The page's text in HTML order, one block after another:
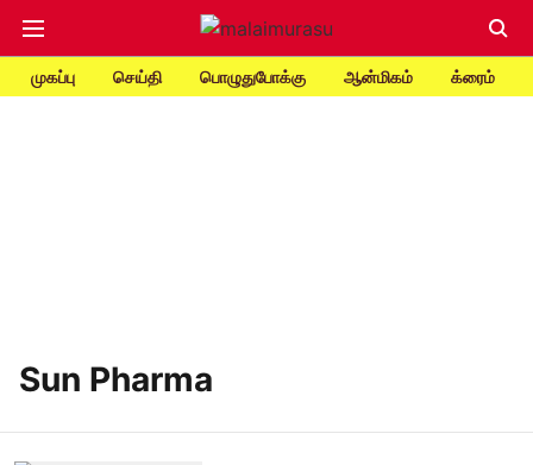
முகப்பு செய்தி பொழுதுபோக்கு ஆன்மிகம் க்ரைம்
Sun Pharma